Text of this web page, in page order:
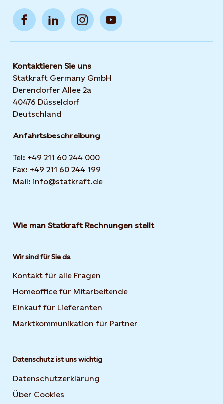
Kontaktieren Sie uns
Statkraft Germany GmbH
Derendorfer Allee 2a
40476 Düsseldorf
Deutschland
Anfahrtsbeschreibung
Tel: +49 211 60 244 000
Fax: +49 211 60 244 199
Mail: info@statkraft.de
Wie man Statkraft Rechnungen stellt
Wir sind für Sie da
Kontakt für alle Fragen
Homeoffice für Mitarbeitende
Einkauf für Lieferanten
Marktkommunikation für Partner
Datenschutz ist uns wichtig
Datenschutzerklärung
Über Cookies